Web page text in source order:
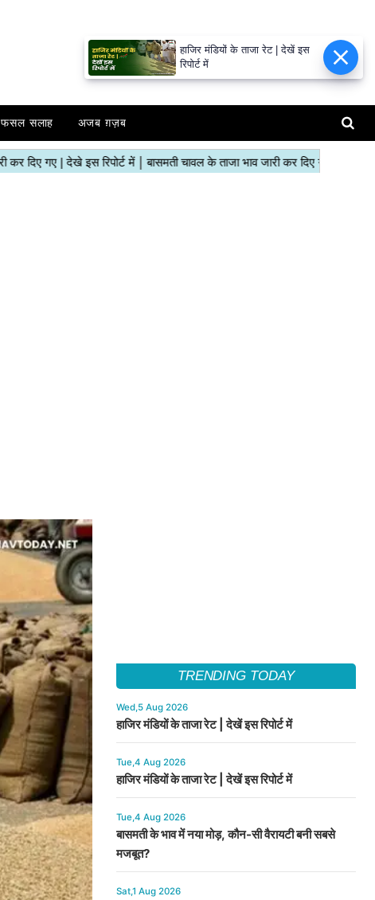
फसल सलाह अजब ग़ज़ब
TRENDING TODAY
Wed,5 Aug 2026
हाजिर मंडियों के ताजा रेट | देखें इस रिपोर्ट में
Tue,4 Aug 2026
हाजिर मंडियों के ताजा रेट | देखें इस रिपोर्ट में
Tue,4 Aug 2026
बासमती के भाव में नया मोड़, कौन-सी वैरायटी बनी सबसे
मजबूत?
Sat,1 Aug 2026
हाजिर मंडियों के ताजा रेट | देखें इस
रिपोर्ट में